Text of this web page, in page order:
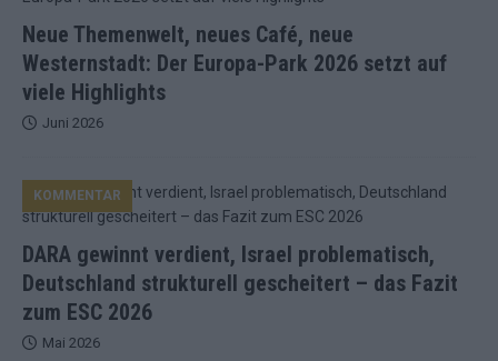
Neue Themenwelt, neues Café, neue
Westernstadt: Der Europa-Park 2026 setzt auf
viele Highlights
Juni 2026
DARA gewinnt verdient, Israel problematisch,
Deutschland strukturell gescheitert – das Fazit
zum ESC 2026
KOMMENTAR
Mai 2026